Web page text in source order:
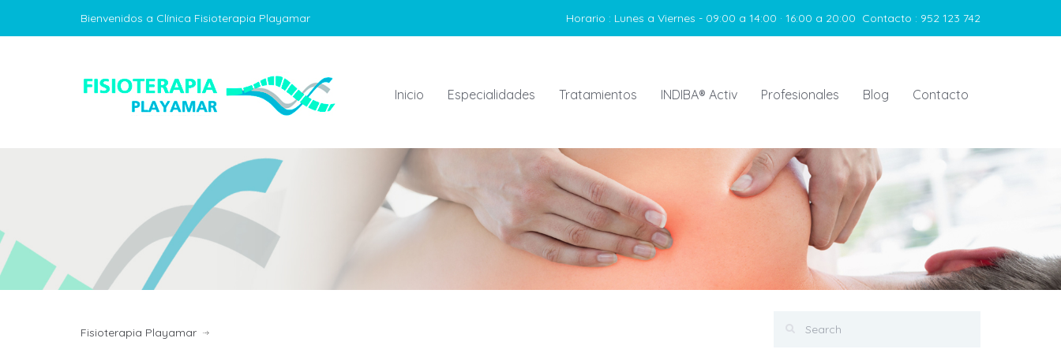
Bienvenidos a Clínica Fisioterapia Playamar Horario : Lunes a Viernes - 09:00 a 14:00 · 16:00 a 20:00 Contacto : 952 123 742
Inicio Especialidades Tratamientos INDIBA® Activ Profesionales Blog Contacto
Fisioterapia Playamar